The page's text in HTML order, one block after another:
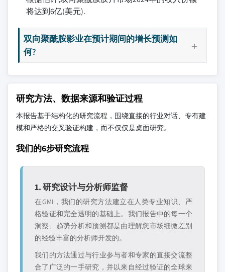
将达到6亿(美元).
双向聚酰胺影业在预计期间的增长预测如
何?
研究方法、数据来源和验证过程
本报告基于结构化的研究流程，围绕直接的行业对话、专有建
模和严格的交叉验证构建，而不仅仅是桌面研究。
我们的6步研究流程
1. 研究设计与分析师监督
在GMI，我们的研究方法建立在人类专业知识、严
格验证和完全透明的基础上。我们报告中的每一个
洞察、趋势分析和预测都是由理解您市场细微差别
的经验丰富的分析师开发的。
我们的方法通过与行业参与者和专家的直接交流整
合了广泛的一手研究，并以来自经过验证的全球来